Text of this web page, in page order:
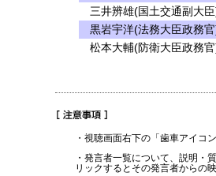
三井辨雄(国土交通副大
黒岩宇洋(法務大臣政務
松本大輔(防衛大臣政務
・視聴画面右下の「歯車アイコ
・発言者一覧について、説明・
リックするとその発言者からの